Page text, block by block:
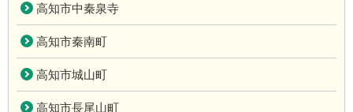
高知市中秦泉寺
高知市秦南町
高知市城山町
高知市長尾山町